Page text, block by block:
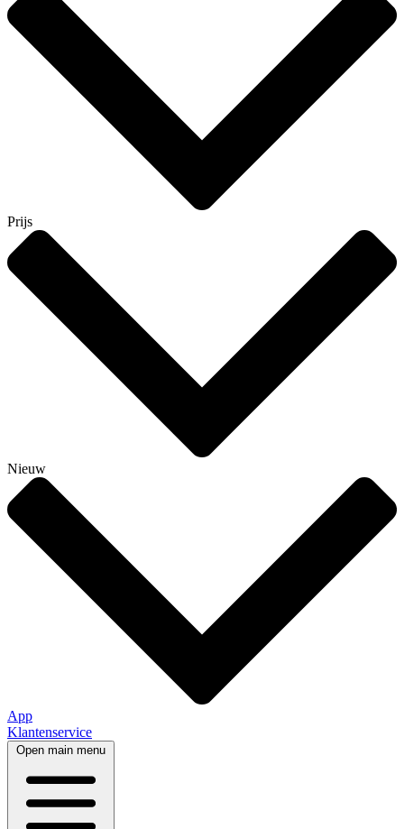
Prijs
Nieuw
App
Klantenservice
Open main menu